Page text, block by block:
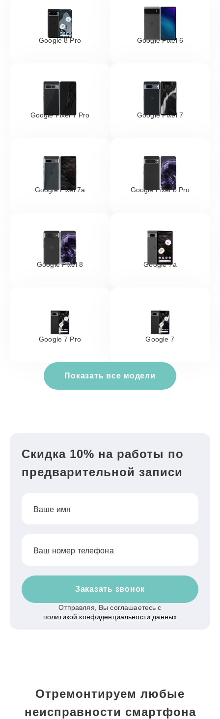
Google 8 Pro Google Pixel 6
Google Pixel 7 Pro Google Pixel 7
Google Pixel 7a Google Pixel 8 Pro
Google Pixel 8 Google 7a
Google 7 Pro Google 7
Показать все модели
Скидка 10% на работы по
предварительной записи
Ваше имя
Ваш номер телефона
Заказать звонок
Отправляя, Вы соглашаетесь с
политикой конфиденциальности данных
Отремонтируем любые
неисправности смартфона